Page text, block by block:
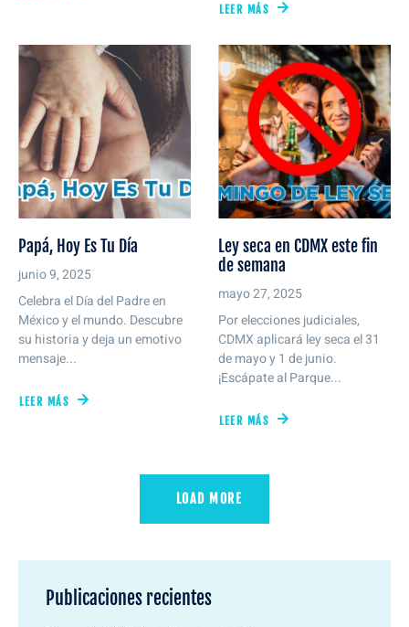
LEER MÁS
Papá, Hoy Es Tu Día
junio 9, 2025
Celebra el Día del Padre en
México y el mundo. Descubre
su historia y deja un emotivo
mensaje...
LEER MÁS
Ley seca en CDMX este fin
de semana
mayo 27, 2025
Por elecciones judiciales,
CDMX aplicará ley seca el 31
de mayo y 1 de junio.
¡Escápate al Parque...
LEER MÁS
LOAD MORE
Publicaciones recientes